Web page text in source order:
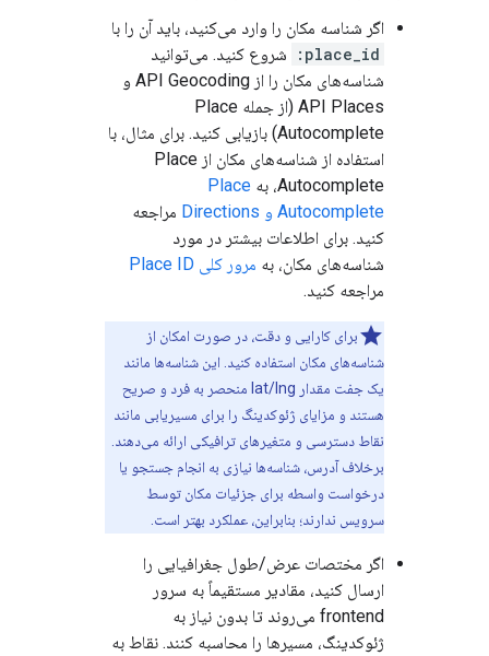
اگر شناسه مکان را وارد می‌کنید، باید آن را با
place_id:
شروع کنید. می‌توانید
شناسه‌های مکان را از API Geocoding و
API Places (از جمله Place
Autocomplete) بازیابی کنید. برای مثال، با
استفاده از شناسه‌های مکان از Place
Autocomplete، به
Place
Autocomplete و Directions
مراجعه
کنید. برای اطلاعات بیشتر در مورد
شناسه‌های مکان، به مرور کلی Place ID
مراجعه کنید.
برای کارایی و دقت، در صورت امکان از
شناسه‌های مکان استفاده کنید. این شناسه‌ها مانند
یک جفت مقدار lat/lng منحصر به فرد و صریح
هستند و مزایای ژئوکدینگ را برای مسیریابی مانند
نقاط دسترسی و متغیرهای ترافیکی ارائه می‌دهند.
برخلاف آدرس، شناسه‌ها نیازی به انجام جستجو یا
درخواست واسطه برای جزئیات مکان توسط
سرویس ندارند؛ بنابراین، عملکرد بهتر است.
اگر مختصات عرض/طول جغرافیایی را
ارسال کنید، مقادیر مستقیماً به سرور
frontend می‌روند تا بدون نیاز به
ژئوکدینگ، مسیرها را محاسبه کنند. نقاط به